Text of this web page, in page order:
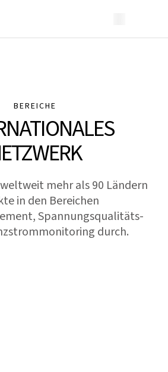
BEREICHE
mehr als 90 Ländern
in den Bereichen
Spannungsqualitäts-
durch.